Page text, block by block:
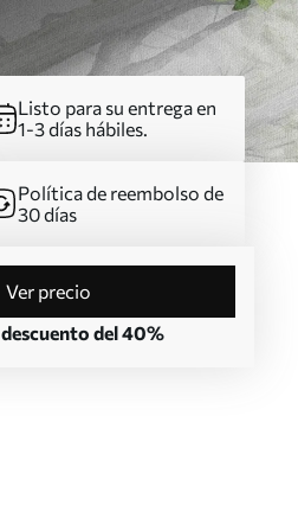
Listo para su entrega en
1-3 días hábiles.
Política de reembolso de
30 días
Ver precio
descuento del 40%